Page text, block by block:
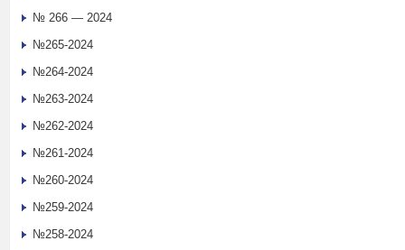
№ 266 — 2024
№265-2024
№264-2024
№263-2024
№262-2024
№261-2024
№260-2024
№259-2024
№258-2024